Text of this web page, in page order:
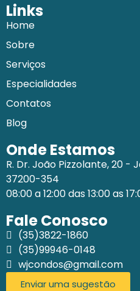
Links
Home
Sobre
Serviços
Especialidades
Contatos
Blog
Onde Estamos
R. Dr. João Pizzolante, 20 -
37200-354
08:00 a 12:00 das 13:00 as
Fale Conosco
(35)3822-1860
(35)99946-0148
wjcondos@gmail.com
Enviar uma sugestão